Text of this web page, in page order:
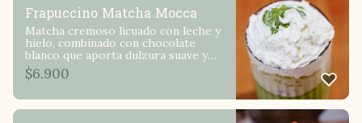
Frapuccino Matcha Mocca
Matcha cremoso licuado con leche y
hielo, combinado con chocolate
blanco que aporta dulzura suave y
equilibrio perfecto
$6.900